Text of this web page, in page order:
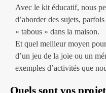
Avec le kit éducatif, nous
d’aborder des sujets,
« tabous » dans la maison.
Et quel meilleur moyen
d’un jeu de la joie ou un
exemples d’activités que
Quels sont vos